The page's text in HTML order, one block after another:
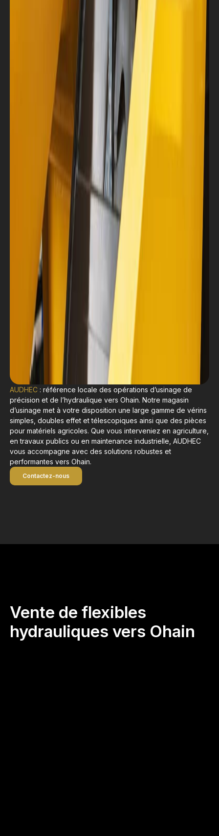
AUDHEC : référence locale des opérations d’usinage de
précision et de l’hydraulique vers Ohain. Notre magasin
d’usinage met à votre disposition une large gamme de vérins
simples, doubles effet et télescopiques ainsi que des pièces
pour matériels agricoles. Que vous interveniez en agriculture,
en travaux publics ou en maintenance industrielle, AUDHEC
vous accompagne avec des solutions robustes et
performantes vers Ohain.
Contactez-nous
Vente de flexibles
hydrauliques vers Ohain